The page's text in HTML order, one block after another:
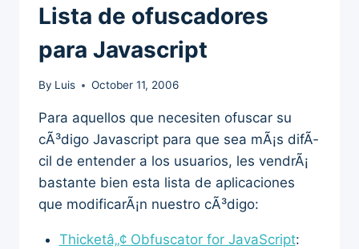
Lista de ofuscadores
para Javascript
By Luis October 11, 2006
Para aquellos que necesiten ofuscar su
cÃ³digo Javascript para que sea mÃ¡s difÃ­
cil de entender a los usuarios, les vendrÃ¡
bastante bien esta lista de aplicaciones
que modificarÃ¡n nuestro cÃ³digo:
Thicketâ„¢ Obfuscator for JavaScript: